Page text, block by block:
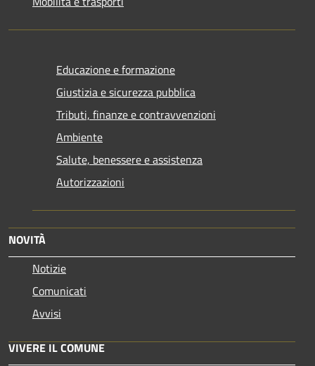
Educazione e formazione
Giustizia e sicurezza pubblica
Tributi, finanze e contravvenzioni
Ambiente
Salute, benessere e assistenza
Autorizzazioni
NOVITÀ
Notizie
Comunicati
Avvisi
VIVERE IL COMUNE